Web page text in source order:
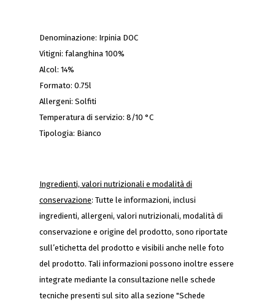
Denominazione: Irpinia DOC
Vitigni: falanghina 100%
Alcol: 14%
Formato: 0.75l
Allergeni: Solfiti
Temperatura di servizio: 8/10 °C
Tipologia: Bianco
Ingredienti, valori nutrizionali e modalità di
conservazione: Tutte le informazioni, inclusi
ingredienti, allergeni, valori nutrizionali, modalità di
conservazione e origine del prodotto, sono riportate
sull’etichetta del prodotto e visibili anche nelle foto
del prodotto. Tali informazioni possono inoltre essere
integrate mediante la consultazione nelle schede
tecniche presenti sul sito alla sezione "Schede